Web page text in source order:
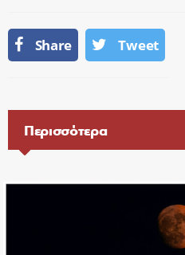
Share Tweet
Περισσότερα